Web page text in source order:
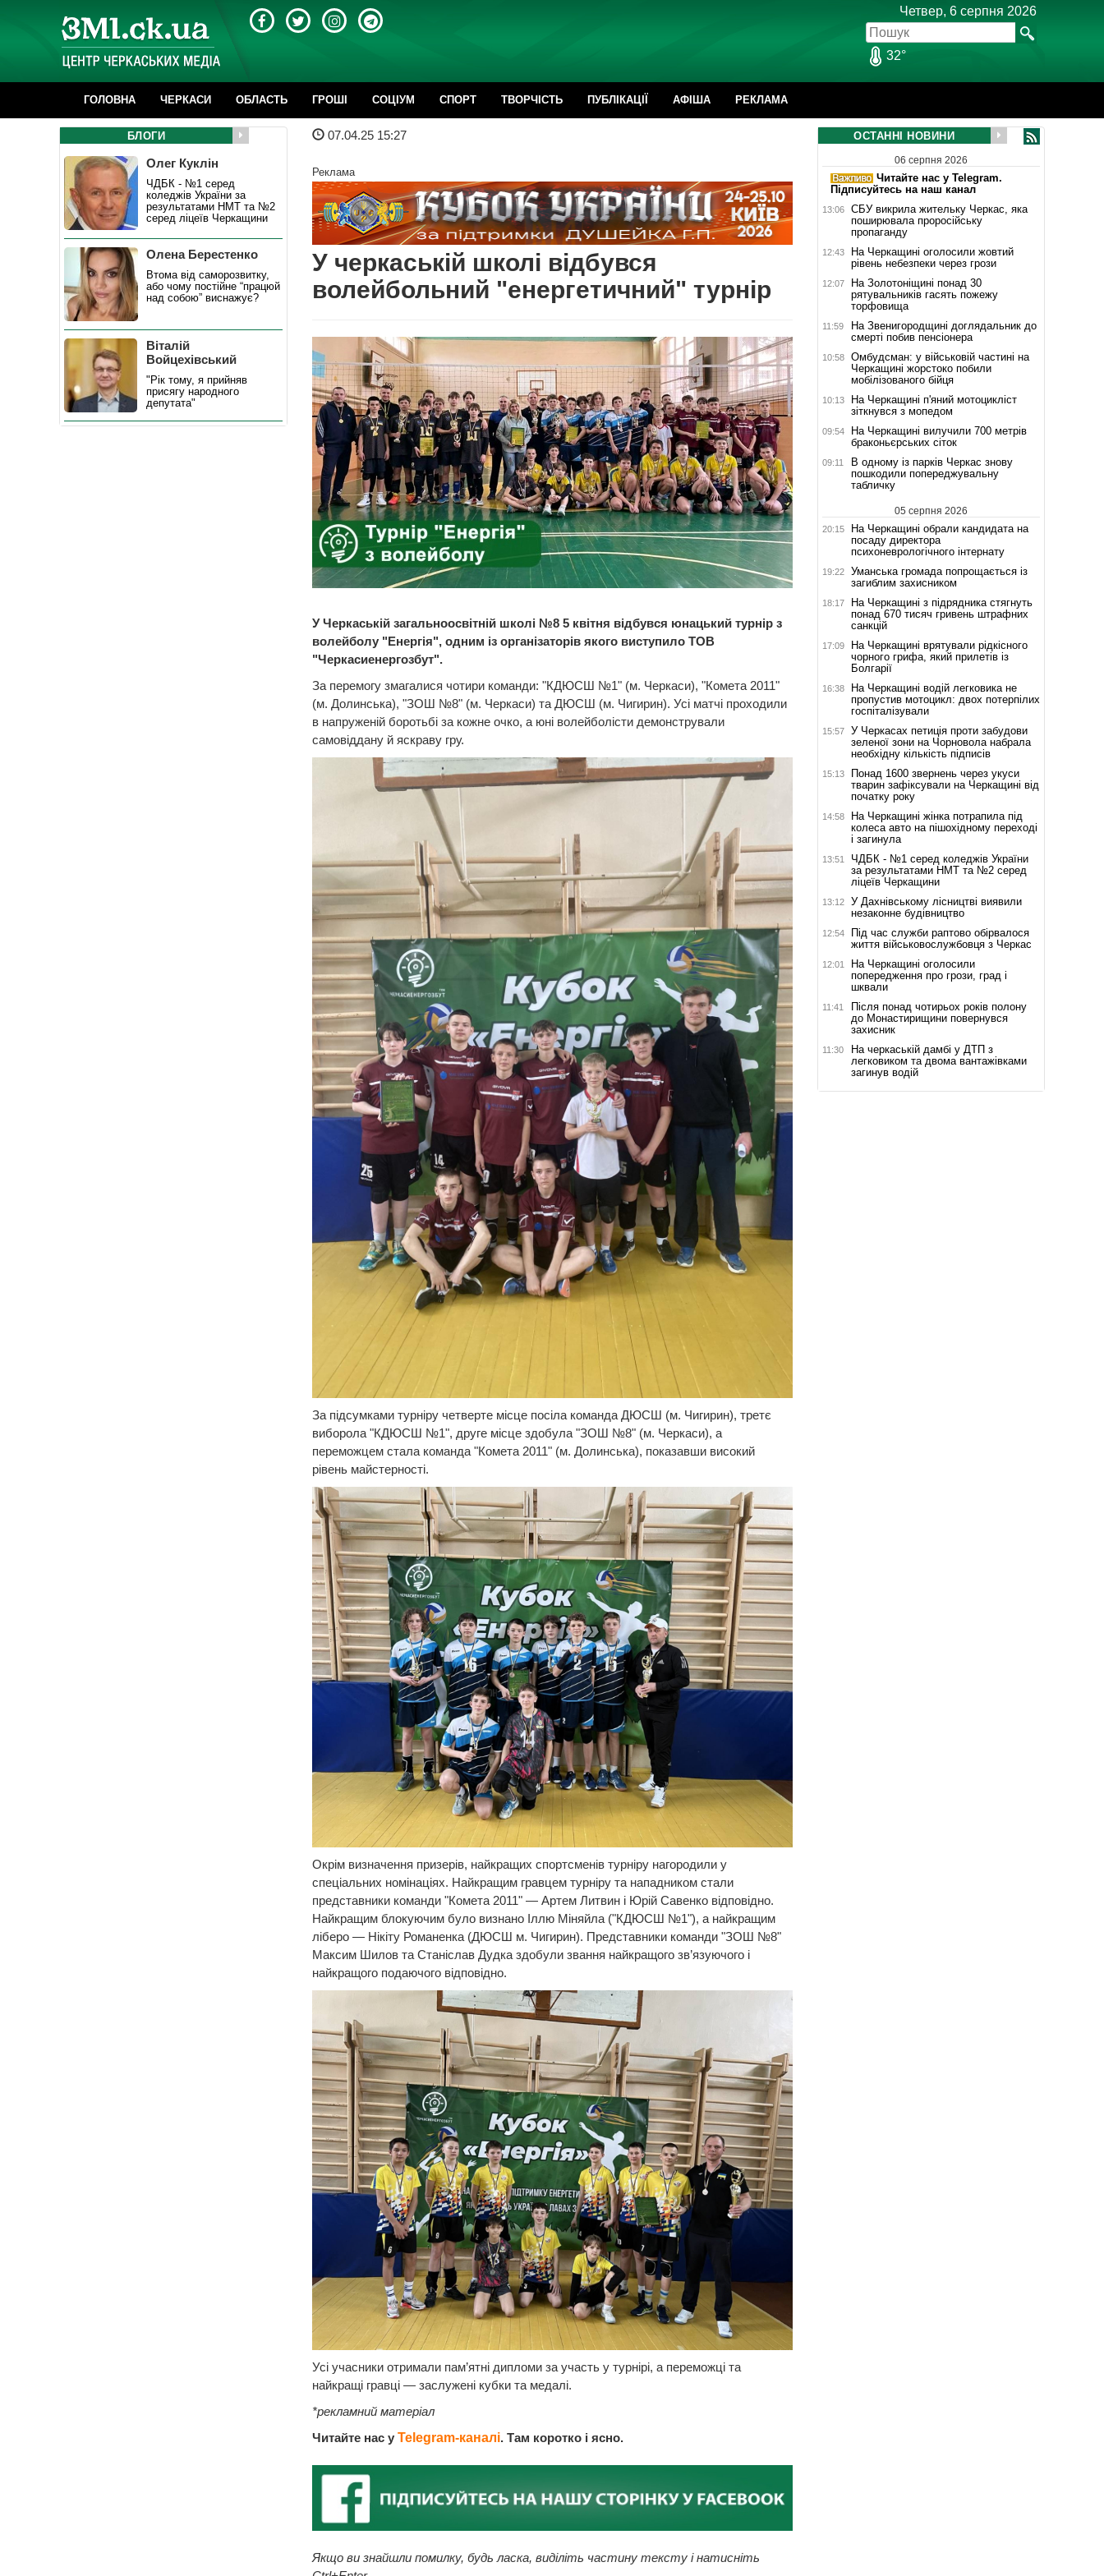
Четвер, 6 серпня 2026
32°
ГОЛОВНА ЧЕРКАСИ ОБЛАСТЬ ГРОШІ CОЦІУМ СПОРТ ТВОРЧІСТЬ ПУБЛІКАЦІЇ АФІША РЕКЛАМА
07.04.25 15:27
Реклама
У черкаській школі відбувся
волейбольний "енергетичний" турнір
У Черкаській загальноосвітній школі №8 5 квітня відбувся юнацький турнір з
волейболу "Енергія", одним із організаторів якого виступило ТОВ
"Черкасиенергозбут".
За перемогу змагалися чотири команди: "КДЮСШ №1" (м. Черкаси), "Комета 2011"
(м. Долинська), "ЗОШ №8" (м. Черкаси) та ДЮСШ (м. Чигирин). Усі матчі проходили
в напруженій боротьбі за кожне очко, а юні волейболісти демонстрували
самовіддану й яскраву гру.
За підсумками турніру четверте місце посіла команда ДЮСШ (м. Чигирин), третє
виборола "КДЮСШ №1", друге місце здобула "ЗОШ №8" (м. Черкаси), а
переможцем стала команда "Комета 2011" (м. Долинська), показавши високий
рівень майстерності.
Окрім визначення призерів, найкращих спортсменів турніру нагородили у
спеціальних номінаціях. Найкращим гравцем турніру та нападником стали
представники команди "Комета 2011" — Артем Литвин і Юрій Савенко відповідно.
Найкращим блокуючим було визнано Іллю Міняйла ("КДЮСШ №1"), а найкращим
ліберо — Нікіту Романенка (ДЮСШ м. Чигирин). Представники команди "ЗОШ №8"
Максим Шилов та Станіслав Дудка здобули звання найкращого зв’язуючого і
найкращого подаючого відповідно.
Усі учасники отримали пам’ятні дипломи за участь у турнірі, а переможці та
найкращі гравці — заслужені кубки та медалі.
*рекламний матеріал
Читайте нас у Telegram-каналі. Там коротко і ясно.
Якщо ви знайшли помилку, будь ласка, виділіть частину тексту і натисніть
БЛОГИ
Олег Куклін
ЧДБК - №1 серед
коледжів України за
результатами НМТ та №2
серед ліцеїв Черкащини
Олена Берестенко
Втома від саморозвитку,
або чому постійне “працюй
над собою” виснажує?
Віталій
Войцехівський
"Рік тому, я прийняв
присягу народного
депутата"
ОСТАННІ НОВИНИ
06 серпня 2026
Читайте нас у Telegram.
Підписуйтесь на наш канал
13:06
СБУ викрила жительку Черкас, яка
поширювала проросійську
пропаганду
12:43
На Черкащині оголосили жовтий
рівень небезпеки через грози
12:07
На Золотоніщині понад 30
рятувальників гасять пожежу
торфовища
11:59
На Звенигородщині доглядальник до
смерті побив пенсіонера
10:58
Омбудсман: у військовій частині на
Черкащині жорстоко побили
мобілізованого бійця
10:13
На Черкащині п'яний мотоцикліст
зіткнувся з мопедом
09:54
На Черкащині вилучили 700 метрів
браконьєрських сіток
09:11
В одному із парків Черкас знову
пошкодили попереджувальну
табличку
05 серпня 2026
20:15
На Черкащині обрали кандидата на
посаду директора
психоневрологічного інтернату
19:22
Уманська громада попрощається із
загиблим захисником
18:17
На Черкащині з підрядника стягнуть
понад 670 тисяч гривень штрафних
санкцій
17:09
На Черкащині врятували рідкісного
чорного грифа, який прилетів із
Болгарії
16:38
На Черкащині водій легковика не
пропустив мотоцикл: двох потерпілих
госпіталізували
15:57
У Черкасах петиція проти забудови
зеленої зони на Чорновола набрала
необхідну кількість підписів
15:13
Понад 1600 звернень через укуси
тварин зафіксували на Черкащині від
початку року
14:58
На Черкащині жінка потрапила під
колеса авто на пішохідному переході
і загинула
13:51
ЧДБК - №1 серед коледжів України
за результатами НМТ та №2 серед
ліцеїв Черкащини
13:12
У Дахнівському лісництві виявили
незаконне будівництво
12:54
Під час служби раптово обірвалося
життя військовослужбовця з Черкас
12:01
На Черкащині оголосили
попередження про грози, град і
шквали
11:41
Після понад чотирьох років полону
до Монастирищини повернувся
захисник
11:30
На черкаській дамбі у ДТП з
легковиком та двома вантажівками
загинув водій